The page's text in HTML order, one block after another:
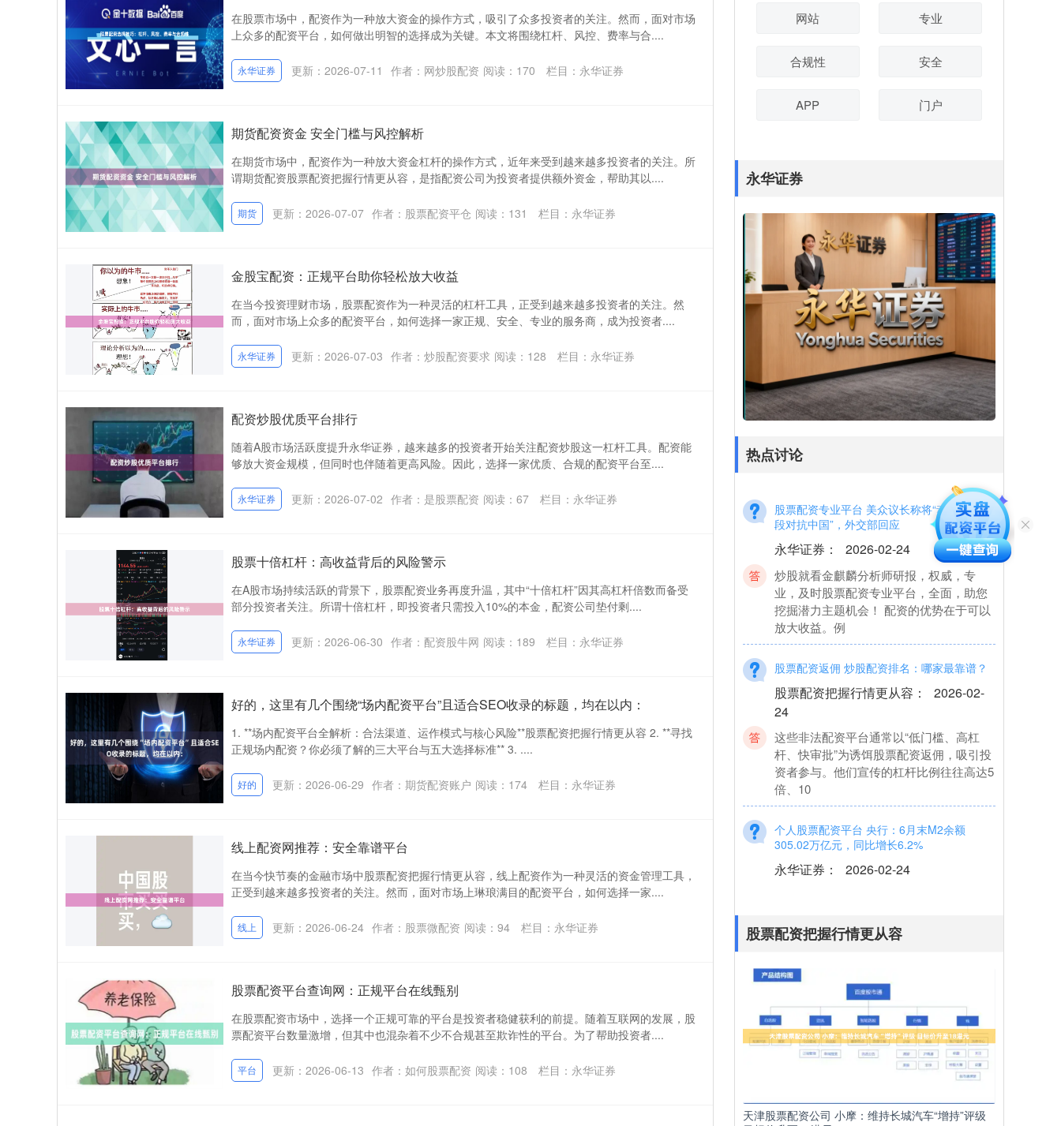
在股票市场中，配资作为一种放大资金的操作方式，吸引了众多投资者的关注。然而，面对市场
上众多的配资平台，如何做出明智的选择成为关键。本文将围绕杠杆、风控、费率与合....
永华证券 更新：2026-07-11 作者：网炒股配资 阅读： 170 栏目： 永华证券
期货配资资金 安全门槛与风控解析
在期货市场中，配资作为一种放大资金杠杆的操作方式，近年来受到越来越多投资者的关注。所
谓期货配资股票配资把握行情更从容，是指配资公司为投资者提供额外资金，帮助其以....
期货 更新：2026-07-07 作者：股票配资平仓 阅读： 131 栏目： 永华证券
金股宝配资：正规平台助你轻松放大收益
在当今投资理财市场，股票配资作为一种灵活的杠杆工具，正受到越来越多投资者的关注。然
而，面对市场上众多的配资平台，如何选择一家正规、安全、专业的服务商，成为投资者....
永华证券 更新：2026-07-03 作者：炒股配资要求 阅读： 128 栏目： 永华证券
配资炒股优质平台排行
随着A股市场活跃度提升永华证券，越来越多的投资者开始关注配资炒股这一杠杆工具。配资能
够放大资金规模，但同时也伴随着更高风险。因此，选择一家优质、合规的配资平台至....
永华证券 更新：2026-07-02 作者：是股票配资 阅读： 67 栏目： 永华证券
股票十倍杠杆：高收益背后的风险警示
在A股市场持续活跃的背景下，股票配资业务再度升温，其中“十倍杠杆”因其高杠杆倍数而备受
部分投资者关注。所谓十倍杠杆，即投资者只需投入10%的本金，配资公司垫付剩....
永华证券 更新：2026-06-30 作者：配资股牛网 阅读： 189 栏目： 永华证券
好的，这里有几个围绕“场内配资平台”且适合SEO收录的标题，均在以内：
1. **场内配资平台全解析：合法渠道、运作模式与核心风险**股票配资把握行情更从容 2. **寻找
正规场内配资？你必须了解的三大平台与五大选择标准** 3. ....
好的 更新：2026-06-29 作者：期货配资账户 阅读： 174 栏目： 永华证券
线上配资网推荐：安全靠谱平台
在当今快节奏的金融市场中股票配资把握行情更从容，线上配资作为一种灵活的资金管理工具，
正受到越来越多投资者的关注。然而，面对市场上琳琅满目的配资平台，如何选择一家....
线上 更新：2026-06-24 作者：股票微配资 阅读： 94 栏目： 永华证券
股票配资平台查询网：正规平台在线甄别
在股票配资市场中，选择一个正规可靠的平台是投资者稳健获利的前提。随着互联网的发展，股
票配资平台数量激增，但其中也混杂着不少不合规甚至欺诈性的平台。为了帮助投资者....
平台 更新：2026-06-13 作者：如何股票配资 阅读： 108 栏目： 永华证券
网站 专业
合规性 安全
APP 门户
永华证券
热点讨论
股票正规配资网 新手入门炒股配资：快速掌
握杠杆投资技巧
股票配资把握行情更从容： 2026-02-
炒股配资是一种杠杆投资方式，可以放大
收益，但也伴随着更高的风险。对于新手
重要。 *
股票配资专业平台 美众议长称将“动用一切手
段对抗中国”，外交部回应
永华证券： 2026-02-24
炒股就看金麒麟分析师研报，权威，专
业，及时股票配资专业平台，全面，助您
挖掘潜力主题机会！ 配资的优势在于可以
放大收益。例
股票配资返佣 炒股配资排名：哪家最靠谱？
股票配资把握行情更从容 ： 2026-02-
24
这些非法配资平台通常以“低门槛、高杠
杆、快审批”为诱饵股票配资返佣，吸引投
资者参与。他们宣传的杠杆比例往往高达5
倍、10
个人股票配资平台 央行：6月末M2余额
305.02万亿元，同比增长6.2%
永华证券： 2026-02-24
2024年上半年金融统计数据报告个人股票
金安全
股票配资网平台网址 野村：予特步国际“买入”
评级 目标价下调至6.7港元
股票配资把握行情更从容 ：
2026-02-
24
热点栏目 自选股 数据中心 行情中心 资金
流向 模拟交易 客户端 野村发布研究报告
股票配资把握行情更从容
天津股票配资公司 小摩：维持长城汽车“增持”评级